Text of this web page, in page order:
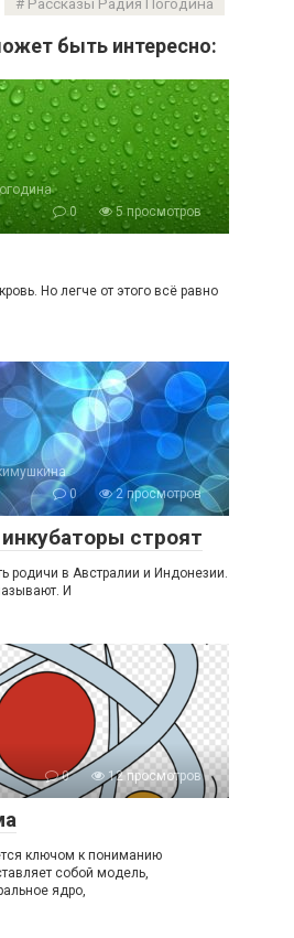
быть интересно:
0
5 просмотров
Но легче от этого всё равно
0
2 просмотров
строят
родичи в Австралии и Индонезии.
И
0 12 просмотров
ключом к пониманию
собой модель,
ядро,